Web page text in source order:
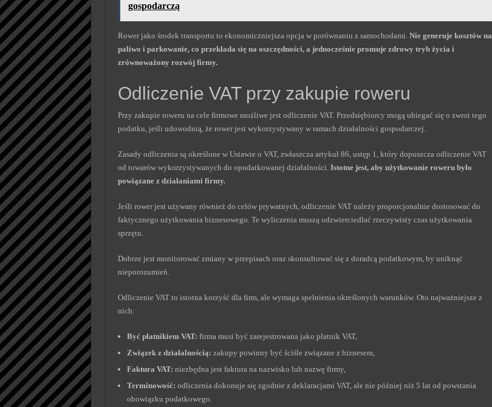
gospodarczą
Rower jako środek transportu to ekonomiczniejsza opcja w porównaniu z samochodami. Nie generuje kosztów na
paliwo i parkowanie, co przekłada się na oszczędności, a jednocześnie promuje zdrowy tryb życia i
zrównoważony rozwój firmy.
Odliczenie VAT przy zakupie roweru
Przy zakupie roweru na cele firmowe możliwe jest odliczenie VAT. Przedsiębiorcy mogą ubiegać się o zwrot tego
podatku, jeśli udowodnią, że rower jest wykorzystywany w ramach działalności gospodarczej.
Zasady odliczenia są określone w Ustawie o VAT, zwłaszcza artykuł 86, ustęp 1, który dopuszcza odliczenie VAT
od towarów wykorzystywanych do opodatkowanej działalności. Istotne jest, aby użytkowanie roweru było
powiązane z działaniami firmy.
Jeśli rower jest używany również do celów prywatnych, odliczenie VAT należy proporcjonalnie dostosować do
faktycznego użytkowania biznesowego. Te wyliczenia muszą odzwierciedlać rzeczywisty czas użytkowania
sprzętu.
Dobrze jest monitorować zmiany w przepisach oraz skonsultować się z doradcą podatkowym, by uniknąć
nieporozumień.
Odliczenie VAT to istotna korzyść dla firm, ale wymaga spełnienia określonych warunków. Oto najważniejsze z
nich:
Być płatnikiem VAT: firma musi być zarejestrowana jako płatnik VAT,
Związek z działalnością: zakupy powinny być ściśle związane z biznesem,
Faktura VAT: niezbędna jest faktura na nazwisko lub nazwę firmy,
Terminowość: odliczenia dokonuje się zgodnie z deklaracjami VAT, ale nie później niż 5 lat od powstania
obowiązku podatkowego.